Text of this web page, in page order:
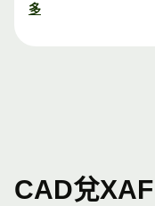
多
CAD兌